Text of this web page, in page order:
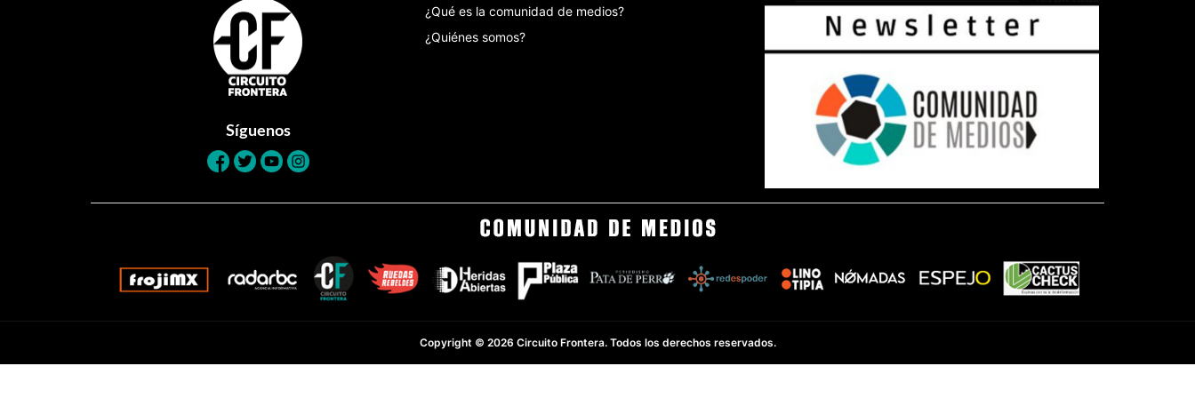
Síguenos
¿Qué es la comunidad de medios?
¿Quiénes somos?
Copyright © 2026 Circuito Frontera. Todos los derechos reservados.